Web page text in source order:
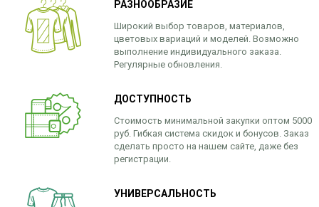
РАЗНООБРАЗИЕ
Широкий выбор товаров, материалов,
цветовых вариаций и моделей. Возможно
выполнение индивидуального заказа.
Регулярные обновления.
ДОСТУПНОСТЬ
Стоимость минимальной закупки оптом 5000
руб. Гибкая система скидок и бонусов. Заказ
сделать просто на нашем сайте, даже без
регистрации.
УНИВЕРСАЛЬНОСТЬ